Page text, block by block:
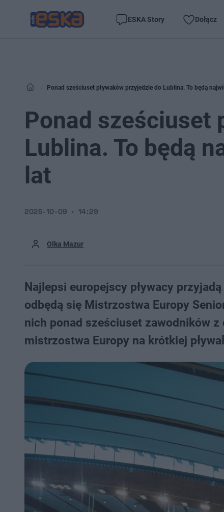
ESKA Story Dołącz
Ponad sześciuset pływaków przyjedzie do Lublina. To będą
Ponad sześciuset
Lublina. To będą
lat
Olka Mazur
2025-10-09 14:29
Najlepsi europejscy pływacy
odbędą się Mistrzostwa Europy
nich ponad sześciuset zawodników
mistrzostwa Europy na krótkiej